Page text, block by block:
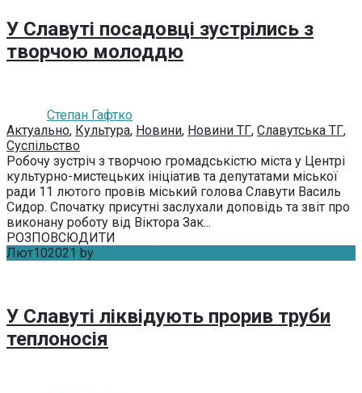
У Славуті посадовці зустрілись з
творчою молоддю
Степан Гафтко
Актуально, Культура, Новини, Новини ТГ, Славутська ТГ,
Суспільство
Робочу зустріч з творчою громадськістю міста у Центрі
культурно-мистецьких ініціатив та депутатами міської
ради 11 лютого провів міський голова Славути Василь
Сидор. Спочатку присутні заслухали доповідь та звіт про
виконану роботу від Віктора Зак...
РОЗПОВСЮДИТИ
Лют102021 by
У Славуті ліквідують прорив труби
теплоносія